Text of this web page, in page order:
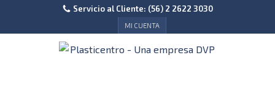
Servicio al Cliente: (56) 2 2622 3030
MI CUENTA